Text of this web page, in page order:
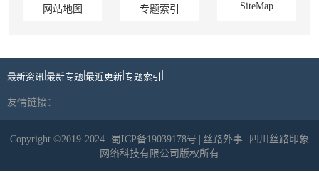
网站地图 专题索引 SiteMap
最新资讯 最新专题 最近更新 专题索引
友情链接：
Copyright ©2019-2024 蜀ICP备19039178号 丝路外事
四川丝路印象
网络科技有限公司版权所有